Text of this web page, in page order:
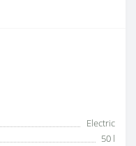
Electric
50 l